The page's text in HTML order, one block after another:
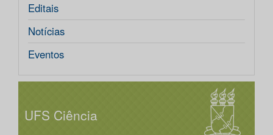
Editais
Notícias
Eventos
UFS Ciência